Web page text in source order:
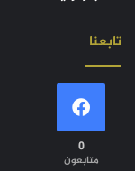
تابعنا
0
متابعون